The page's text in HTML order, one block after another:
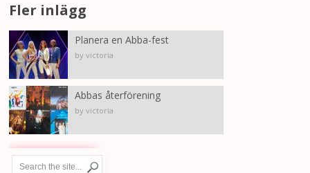
Fler inlägg
Planera en Abba-fest
by victoria
Abbas återförening
by victoria